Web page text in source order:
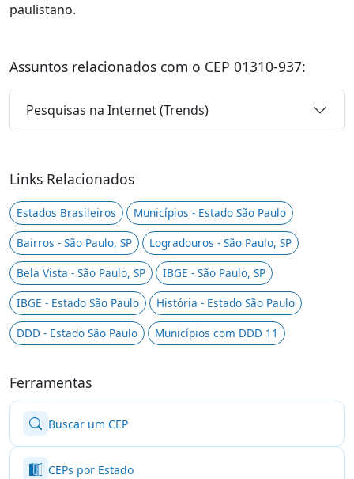
paulistano.
Assuntos relacionados com o CEP 01310-937:
Pesquisas na Internet (Trends)
Links Relacionados
Estados Brasileiros
Municípios - Estado São Paulo
Bairros - São Paulo, SP
Logradouros - São Paulo, SP
Bela Vista - São Paulo, SP
IBGE - São Paulo, SP
IBGE - Estado São Paulo
História - Estado São Paulo
DDD - Estado São Paulo
Municípios com DDD 11
Ferramentas
Buscar um CEP
CEPs por Estado